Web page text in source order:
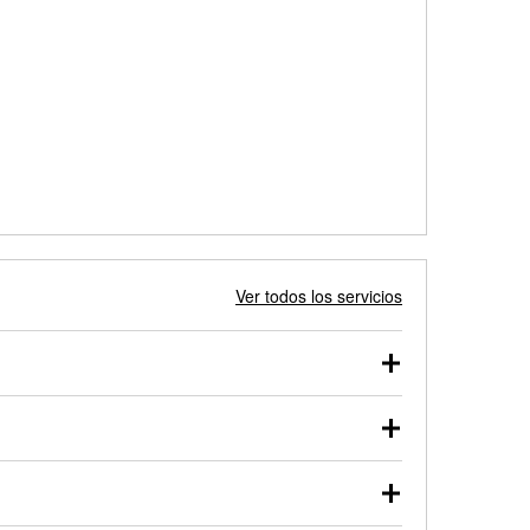
Ver todos los servicios
probarse dentro o fuera del vehículo y cargarse en
de nuestros profesionales te ayudará a encontrar
en el estacionamiento, o desmonta el